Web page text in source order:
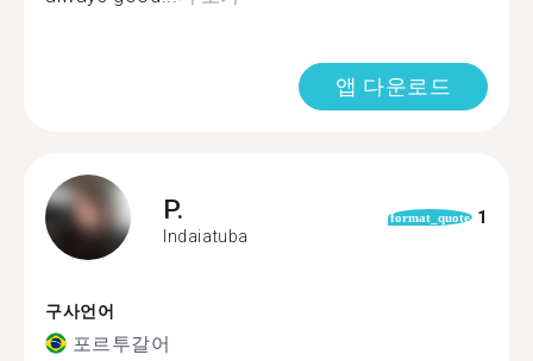
앱 다운로드
P.
Indaiatuba
format_quote 1
구사언어
포르투갈어